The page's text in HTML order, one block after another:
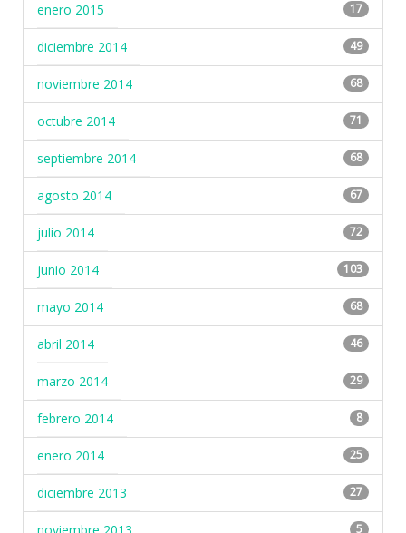
enero 2015
17
diciembre 2014 49
noviembre 2014 68
octubre 2014 71
septiembre 2014 68
agosto 2014 67
julio 2014 72
junio 2014 103
mayo 2014 68
abril 2014 46
marzo 2014 29
febrero 2014 8
enero 2014 25
diciembre 2013 27
5